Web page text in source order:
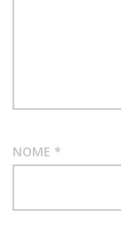
SIMONA
IANNOTTI
SOFT
NOME *